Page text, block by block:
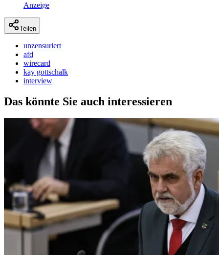
Anzeige
Teilen
unzensuriert
afd
wirecard
kay gottschalk
interview
Das könnte Sie auch interessieren